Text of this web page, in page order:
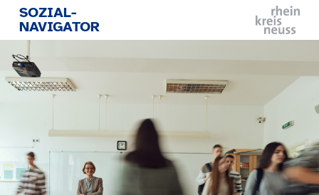
Direkt zum Inhalt
SOZIAL-
NAVIGATOR